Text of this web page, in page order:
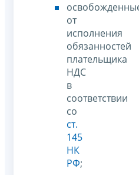
от
исполнения
обязанностей
плательщика
НДС
в
соответствии
со
ст.
145
НК
РФ;